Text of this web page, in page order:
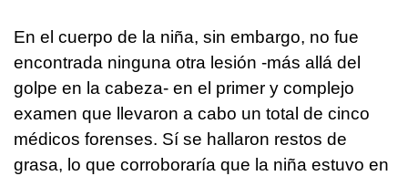
En el cuerpo de la niña, sin embargo, no fue
encontrada ninguna otra lesión -más allá del
golpe en la cabeza- en el primer y complejo
examen que llevaron a cabo un total de cinco
médicos forenses. Sí se hallaron restos de
grasa, lo que corroboraría que la niña estuvo en